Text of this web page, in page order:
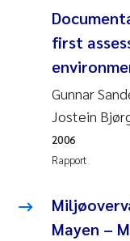
Pierre
Richard
Asle
Bjørnar
Vladyslava
first
Gunnar
Jostein
Rapport
2006
Mayen –